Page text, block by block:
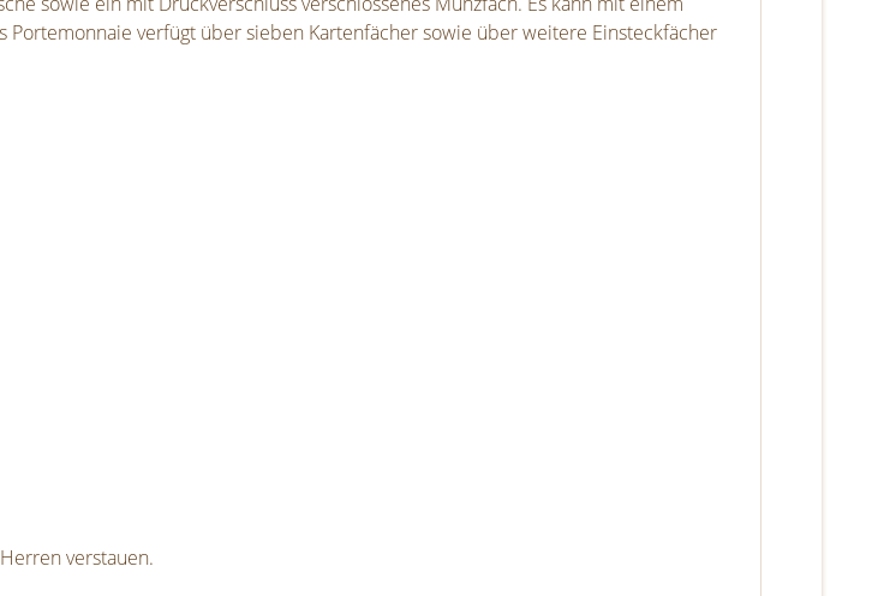
Portemonnaie verfügt über sieben Kartenfächer sowie über weitere Einsteckfächer
verstauen.